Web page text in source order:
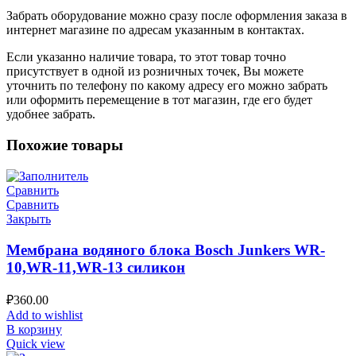
Забрать оборудование можно сразу после оформления заказа в
интернет магазине по адресам указанным в контактах.
Если указанно наличие товара, то этот товар точно
присутствует в одной из розничных точек, Вы можете
уточнить по телефону по какому адресу его можно забрать
или оформить перемещение в тот магазин, где его будет
удобнее забрать.
Похожие товары
Сравнить
Сравнить
Закрыть
Мембрана водяного блока Bosch Junkers WR-
10,WR-11,WR-13 силикон
₽360.00
Add to wishlist
В корзину
Quick view